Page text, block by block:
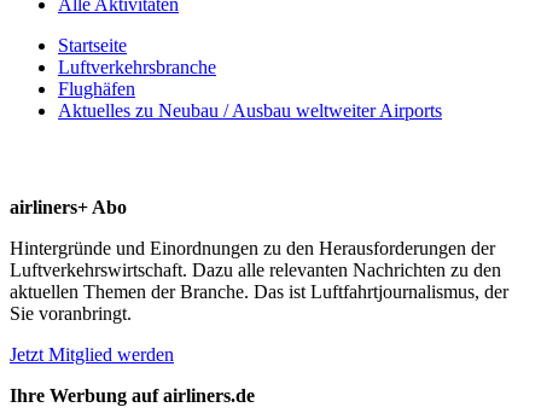
Startseite
Luftverkehrsbranche
Flughäfen
Aktuelles zu Neubau / Ausbau weltweiter Airports
airliners+ Abo
Hintergründe und Einordnungen zu den Herausforderungen der
Luftverkehrswirtschaft. Dazu alle relevanten Nachrichten zu den
aktuellen Themen der Branche. Das ist Luftfahrtjournalismus, der
Sie voranbringt.
Jetzt Mitglied werden
Ihre Werbung auf airliners.de